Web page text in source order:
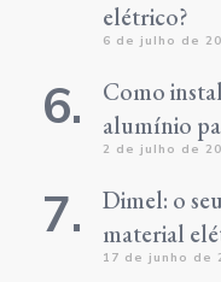
elétrico?
6 de julho de
Como
alumínio
2 de julho de
Dimel: o
material
17 de junho de